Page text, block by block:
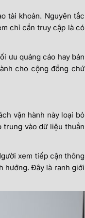
tài khoản. Nguyên tắc
chỉ cần truy cập là có
ưu quảng cáo hay bán
cho cộng đồng chứ
vận hành này loại bỏ
vào dữ liệu thuần
xem tiếp cận thông
hướng. Đây là ranh giới